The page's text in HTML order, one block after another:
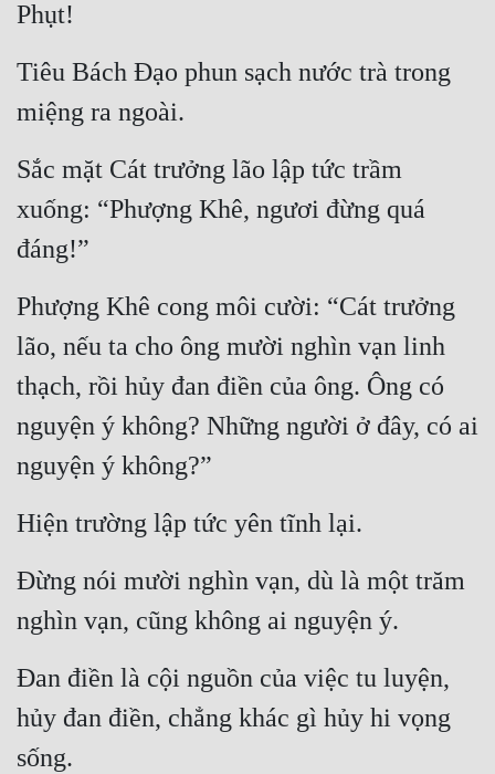
Phụt!
Tiêu Bách Đạo phun sạch nước trà trong
miệng ra ngoài.
Sắc mặt Cát trưởng lão lập tức trầm
xuống: “Phượng Khê, ngươi đừng quá
đáng!”
Phượng Khê cong môi cười: “Cát trưởng
lão, nếu ta cho ông mười nghìn vạn linh
thạch, rồi hủy đan điền của ông. Ông có
nguyện ý không? Những người ở đây, có ai
nguyện ý không?”
Hiện trường lập tức yên tĩnh lại.
Đừng nói mười nghìn vạn, dù là một trăm
nghìn vạn, cũng không ai nguyện ý.
Đan điền là cội nguồn của việc tu luyện,
hủy đan điền, chẳng khác gì hủy hi vọng
sống.